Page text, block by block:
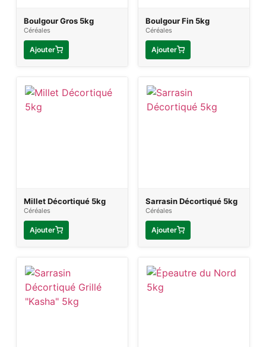
Boulgour Gros 5kg
Céréales
Ajouter
Boulgour Fin 5kg
Céréales
Ajouter
Millet Décortiqué 5kg
Céréales
Ajouter
Sarrasin Décortiqué 5kg
Céréales
Ajouter